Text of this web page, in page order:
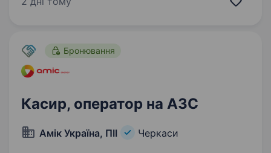
Бронювання
Касир, оператор на АЗС
Амік Україна, ПІІ Черкаси